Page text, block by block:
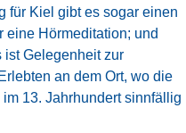
für Kiel gibt es sogar einen
eine Hörmeditation; und
ist Gelegenheit zur
an dem Ort, wo die
13. Jahrhundert sinnfällig